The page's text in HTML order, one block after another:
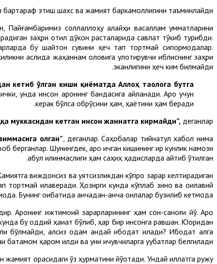
бартараф этиш шахс ва жамият баркамоллигини таъминлайди.
Пайғамбаримиз соллаллоҳу алайҳи васаллам умматларини
заҳри қотил дўкон расталарида савлат тўкиб турибди.
бу шайтон сувини ҳеч тап тортмай сипқормоқдалар.
аслида жаҳаннам оловига улоқтирувчи иблиснинг заҳри
эканлигини ҳеч ким билмайди.
кетиб ўлган киши қиёматда Аллоҳ таолога бутга
унда инсон ароқнинг бандасига айланади. Ароқ учун
керак бўлса обрўсини ҳам, ҳаётини ҳам беради.
муккасидан кетган инсон жаннатга кирмайди”, деганлар.
олган” , деганлар. Саҳобалар тийнатул хабол нима
берганлар. Шунингдек, ароқ ичган кишининг қирқ кунлик намози
қабул қилинмаслиги ҳам саҳиҳ ҳадисларда айтиб ўтилган.
виждонсиз ва уятсизликдан кўпроқ зарар келтирадиган
тортмай қилаверади. Ҳозирги кунда кўплаб зино ва оилавий
Бунинг оқибатида қанчадан-қанча оилалар бузилиб кетмоқда.
ижтимоий зарарларининг ҳам сон-саноғи йўқ. Ароқ
бу оддий ҳақиқат бўлиб, ҳар бир инсонга равшан. Юқоридан
бўлмайди, ақлсиз одам қандай ибодат қилади? Ибодат ақлга
ҳаром қилди ва уни ичувчиларга уқубатлар белгилади.
жамият орасидаги ўз ҳурматини йўқотади. Ундай иллатга ружу